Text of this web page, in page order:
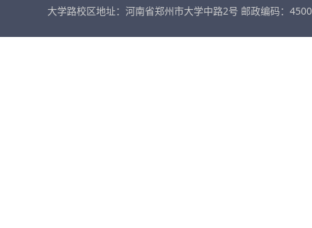
大学路校区地址：河南省郑州市大学中路2号 邮政编码：